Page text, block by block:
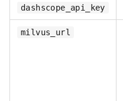
dashscope_api_key
milvus_url